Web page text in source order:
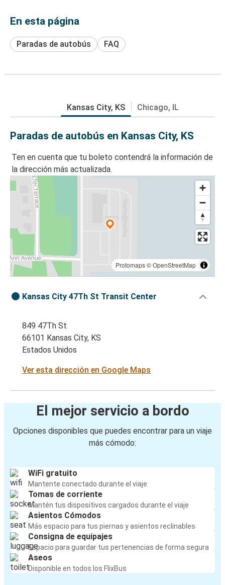
En esta página
Paradas de autobús FAQ
Kansas City, KS Chicago, IL
Paradas de autobús en Kansas City, KS
Ten en cuenta que tu boleto contendrá la información de
la dirección más actualizada.
Protomaps©OpenStreetMap
Kansas City 47Th St Transit Center
849 47Th St
66101 Kansas City, KS
Estados Unidos
Ver esta dirección en Google Maps
El mejor servicio a bordo
Opciones disponibles que puedes encontrar para un viaje
más cómodo:
WiFi gratuito
Mantente conectado durante el viaje
Tomas de corriente
Mantén tus dispositivos cargados durante el viaje
Asientos Cómodos
Más espacio para tus piernas y asientos reclinables
Consigna de equipajes
Espacio para guardar tus pertenencias de forma segura
Aseos
Disponible en todos los FlixBus